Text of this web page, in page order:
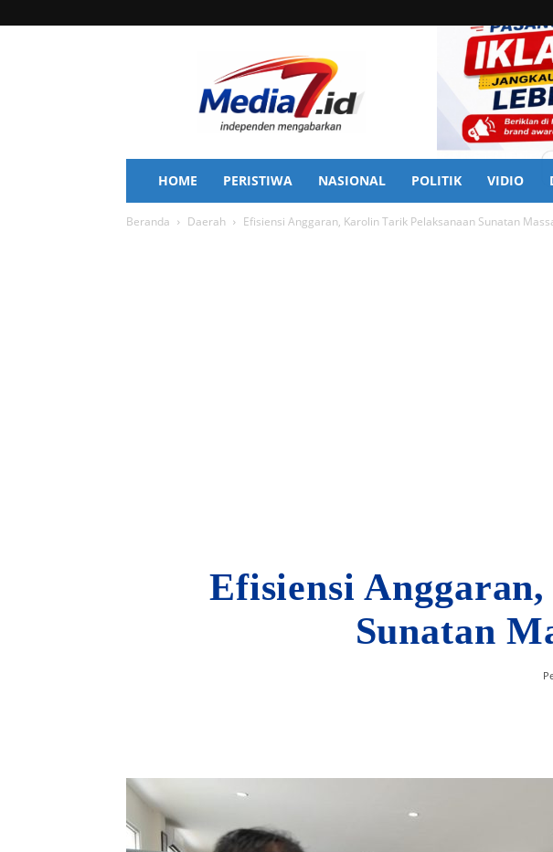
HOME PERISTIWA NASIONAL POLITIK VIDIO
Beranda Daerah Efisiensi Anggaran, Karolin Tarik Pelaksanaan Sunatan
Efisiensi
Sunatan